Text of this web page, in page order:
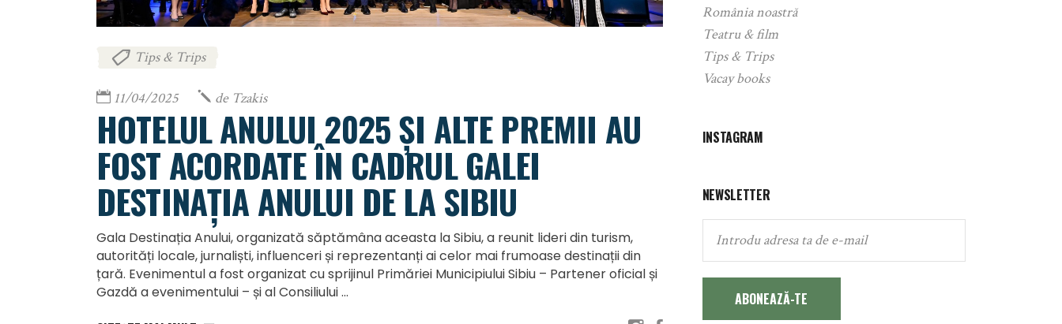
Tips & Trips
11/04/2025 de Tzakis
HOTELUL ANULUI 2025 ȘI ALTE PREMII AU
FOST ACORDATE ÎN CADRUL GALEI
DESTINAȚIA ANULUI DE LA SIBIU
Gala Destinația Anului, organizată săptămâna aceasta la Sibiu, a reunit lideri din turism,
autorități locale, jurnaliști, influenceri și reprezentanți ai celor mai frumoase destinații din
țară. Evenimentul a fost organizat cu sprijinul Primăriei Municipiului Sibiu – Partener oficial și
Gazdă a evenimentului – și al Consiliului
România noastră
Teatru & film
Tips & Trips
Vacay books
INSTAGRAM
NEWSLETTER
ABONEAZĂ-TE